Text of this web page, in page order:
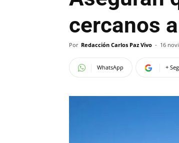
cercanos
Por Redacción Carlos Paz Vivo - 16
WhatsApp +